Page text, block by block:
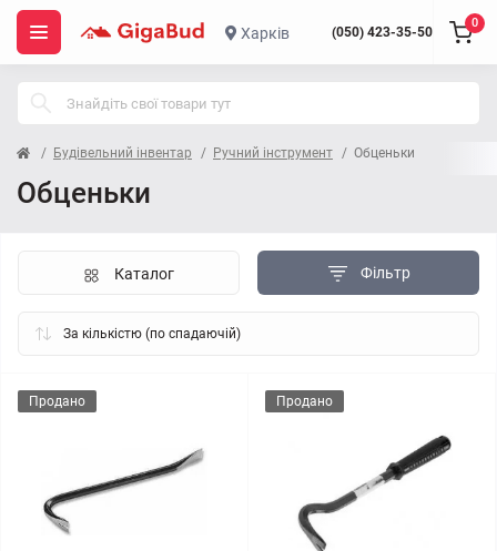
Харків (050) 423-35-50
0
Будівельний інвентар Ручний інструмент Обценьки
Обценьки
Фільтр
Каталог
Продано Продано